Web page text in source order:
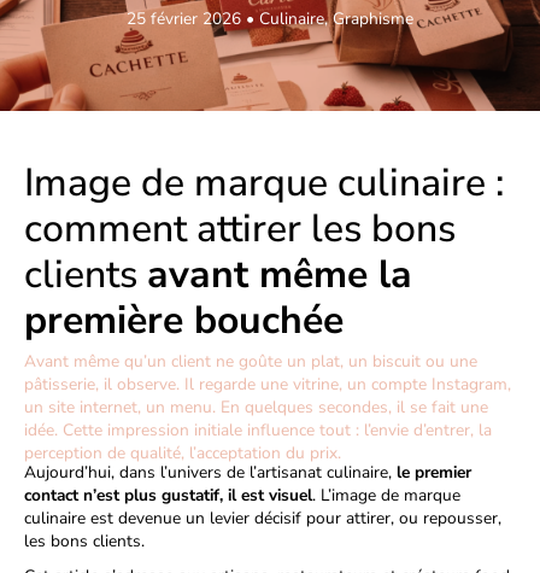
25 février 2026 •Culinaire,Graphisme
Image de marque culinaire :
comment attirer les bons
clients avant même la
première bouchée
Avant même qu’un client ne goûte un plat, un biscuit ou une
pâtisserie, il observe. Il regarde une vitrine, un compte Instagram,
un site internet, un menu. En quelques secondes, il se fait une
idée. Cette impression initiale influence tout : l’envie d’entrer, la
perception de qualité, l’acceptation du prix.
Aujourd’hui, dans l’univers de l’artisanat culinaire, le premier
contact n’est plus gustatif, il est visuel. L’image de marque
culinaire est devenue un levier décisif pour attirer, ou repousser,
les bons clients.